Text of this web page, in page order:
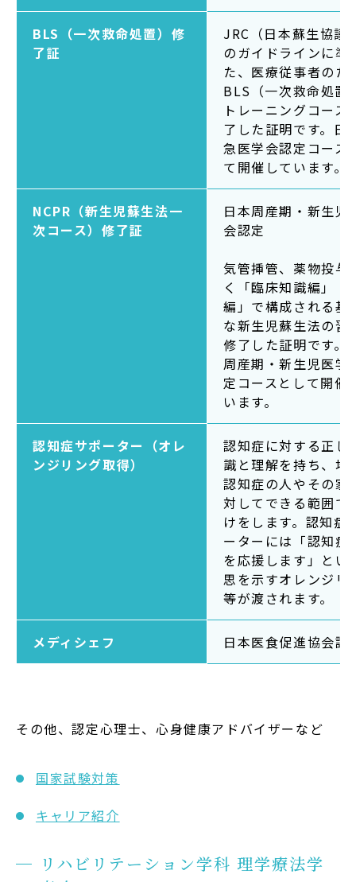
BLS（一次救命処置）修
了証
JRC（日本蘇生協議
のガイドラインに準
た、医療従事者のた
BLS（一次救命処置
トレーニングコース
了した証明です。日
急医学会認定コース
て開催しています。
NCPR（新生児蘇生法一
次コース）修了証
日本周産期・新生児
会認定
気管挿管、薬物投与
く「臨床知識編」「
編」で構成される基
な新生児蘇生法の習
修了した証明です。
周産期・新生児医学
定コースとして開催
います。
認知症サポーター（オレ
ンジリング取得）
認知症に対する正し
識と理解を持ち、地
認知症の人やその家
対してできる範囲で
けをします。認知症
ーターには「認知症
を応援します」とい
思を示すオレンジリ
等が渡されます。
メディシェフ 日本医食促進協会認
その他、認定心理士、心身健康アドバイザーなど
国家試験対策
キャリア紹介
リハビリテーション学科 理学療法学